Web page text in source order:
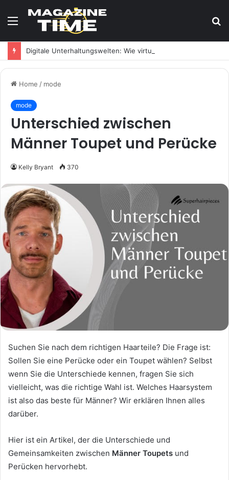
Menu
Home / mode
mode
Unterschied zwischen
Männer Toupet und Perücke
Kelly Bryant 370
Suchen Sie nach dem richtigen Haarteile? Die Frage ist:
Sollen Sie eine Perücke oder ein Toupet wählen? Selbst
wenn Sie die Unterschiede kennen, fragen Sie sich
vielleicht, was die richtige Wahl ist. Welches Haarsystem
ist also das beste für Männer? Wir erklären Ihnen alles
darüber.
Hier ist ein Artikel, der die Unterschiede und
Gemeinsamkeiten zwischen Männer Toupets und
Perücken hervorhebt.